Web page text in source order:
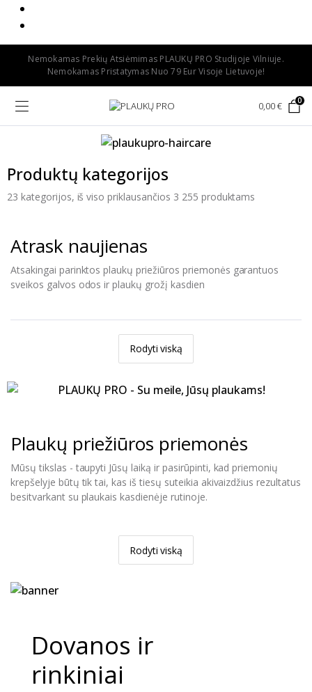
Nemokamas Prekių Atsiėmimas PLAUKŲ PRO Studijoje Vilniuje.
Nemokamas Pristatymas Nuo 79 Eur Visoje Lietuvoje!
0,00€ 0
Produktų kategorijos
23 kategorijos, iš viso priklausančios 3 255 produktams
Atrask naujienas
Atsakingai parinktos plaukų priežiūros priemonės garantuos
sveikos galvos odos ir plaukų grožį kasdien
Rodyti viską
Plaukų priežiūros priemonės
Mūsų tikslas - taupyti Jūsų laiką ir pasirūpinti, kad priemonių
krepšelyje būtų tik tai, kas iš tiesų suteikia akivaizdžius rezultatus
besitvarkant su plaukais kasdienėje rutinoje.
Rodyti viską
Dovanos ir
rinkiniai